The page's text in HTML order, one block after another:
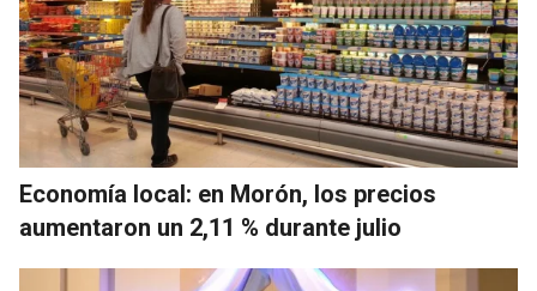
Economía local: en Morón, los precios
aumentaron un 2,11 % durante julio